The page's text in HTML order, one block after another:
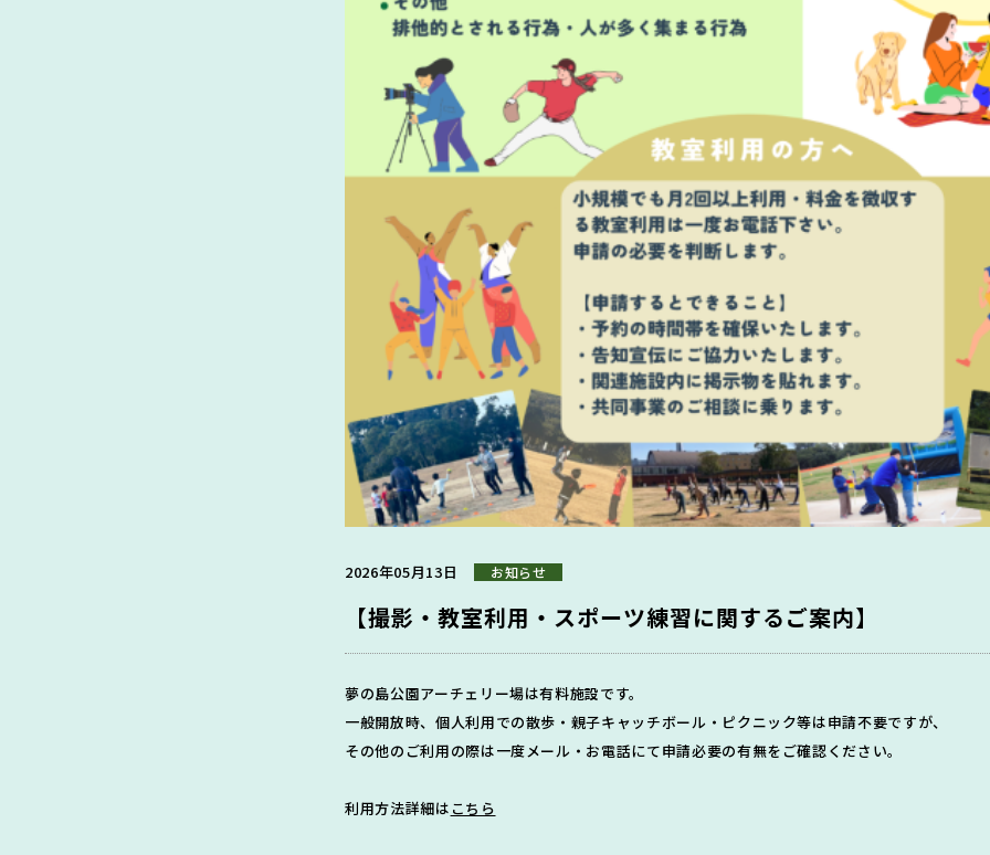
2026年05月13日 お知らせ
【撮影・教室利用・スポーツ練習に関するご案内】
夢の島公園アーチェリー場は有料施設です。
一般開放時、個人利用での散歩・親子キャッチボール・ピクニック等は申請不要ですが、
その他のご利用の際は一度メール・お電話にて申請必要の有無をご確認ください。
利用方法詳細は こちら